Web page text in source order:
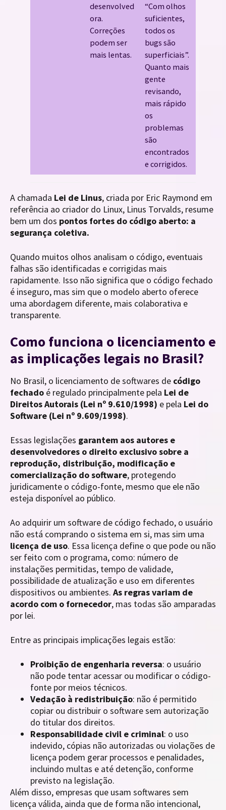
desenvolved
ora.
Correções
podem ser
mais lentas.
“Com olhos
suficientes,
todos os
bugs são
superficiais”.
Quanto mais
gente
revisando,
mais rápido
os
problemas
são
encontrados
e corrigidos.
A chamada Lei de Linus, criada por Eric Raymond em
referência ao criador do Linux, Linus Torvalds, resume
bem um dos pontos fortes do código aberto: a
segurança coletiva.
Quando muitos olhos analisam o código, eventuais
falhas são identificadas e corrigidas mais
rapidamente. Isso não significa que o código fechado
é inseguro, mas sim que o modelo aberto oferece
uma abordagem diferente, mais colaborativa e
transparente.
Como funciona o licenciamento e
as implicações legais no Brasil?
No Brasil, o licenciamento de softwares de código
fechado é regulado principalmente pela Lei de
Direitos Autorais (Lei nº 9.610/1998) e pela Lei do
Software (Lei nº 9.609/1998).
Essas legislações garantem aos autores e
desenvolvedores o direito exclusivo sobre a
reprodução, distribuição, modificação e
comercialização do software, protegendo
juridicamente o código-fonte, mesmo que ele não
esteja disponível ao público.
Ao adquirir um software de código fechado, o usuário
não está comprando o sistema em si, mas sim uma
licença de uso. Essa licença define o que pode ou não
ser feito com o programa, como: número de
instalações permitidas, tempo de validade,
possibilidade de atualização e uso em diferentes
dispositivos ou ambientes. As regras variam de
acordo com o fornecedor, mas todas são amparadas
por lei.
Entre as principais implicações legais estão:
Proibição de engenharia reversa: o usuário
não pode tentar acessar ou modificar o código-
fonte por meios técnicos.
Vedação à redistribuição: não é permitido
copiar ou distribuir o software sem autorização
do titular dos direitos.
Responsabilidade civil e criminal: o uso
indevido, cópias não autorizadas ou violações de
licença podem gerar processos e penalidades,
incluindo multas e até detenção, conforme
previsto na legislação.
Além disso, empresas que usam softwares sem
licença válida, ainda que de forma não intencional,